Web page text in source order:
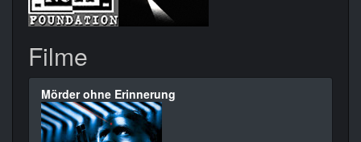
Filme
Mörder ohne Erinnerung